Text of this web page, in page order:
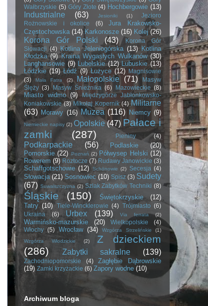
Wałbrzyskie (5) Góry Złote (4) Hochbergowie (13)
Industrialne (63) Jesioniki (1)
Jezioro
Rożnowskie i okolice
(6)
Jura Krakowsko-
Częstochowska (14) Karkonosze (16) Kolej (26)
Korona Gór Polski (43)
Korona Gór
Słowacji (4) Kotlina Jeleniogórska (13) Kotlina
Kłodzka (9) Kraina Wygasłych Wulkanów (30)
Langhansowie (9) Lubelskie (12) Lubuskie (13)
Łódzkie (19) Łódź (9) Łużyce (12) Magnisowie
(3)
Mała Fatra (2) Małopolskie (71)
Masyw
Ślęży (3) Masyw Śnieżnika (6) Mazowieckie (8)
Miasto widmo (9)
Międzygórze Jabłonkowsko-
Koniakowskie (3) Mikołaj Kopernik (4) Militarne
(63) Morawy (16) Muzea (116) Niemcy (9)
Niemieckie napisy (2) Opolskie (47) Pałace i
zamki
(287) Pieniny (4)
Podkarpackie (56) Podlaskie
(20)
Pomorskie (22) Poznań (2) Półwysep Helski (12)
Rowerem (9) Roztocze (7) Rudawy Janowickie (3)
Schaffgotschowie (12) Schönowie (2) Secesja (4)
Słowacja (21) Sosnowiec (10) Spisz (3) Sudety
(67) Suwalszczyzna (2) Szlak Zabytków Techniki (8)
Śląskie (150) Świętokrzyskie
(12)
Tatry (10) Tiele-Wincklerowie (4) Trójmiasto (6)
Ukraina
(6) Urbex (139) Via ferrata (2)
Warmińsko-mazurskie (20) Wielkopolskie
(4)
Włochy (5) Wrocław (34) Wzgórza Strzelińskie
(1)
Wzgórza Włodzickie
(2)
Z dzieckiem
(286)
Zabytki sakralne (139)
Zachodniopomorskie (4)
Zagłębie Dąbrowskie
(19) Zamki krzyżackie (6) Zapory wodne (10)
Archiwum bloga